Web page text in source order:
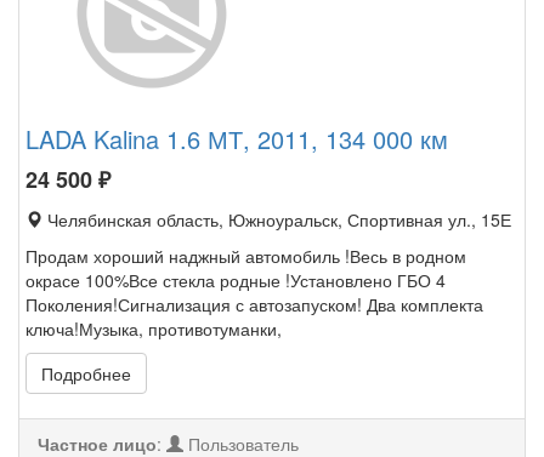
LADA Kalina 1.6 МТ, 2011, 134 000 км
24 500₽
Челябинская область, Южноуральск, Спортивная ул., 15Е
Продам хороший наджный автомобиль !Весь в родном
окрасе 100%Все стекла родные !Установлено ГБО 4
Поколения!Сигнализация с автозапуском! Два комплекта
ключа!Музыка, противотуманки,
Подробнее
Частное лицо:
Пользователь